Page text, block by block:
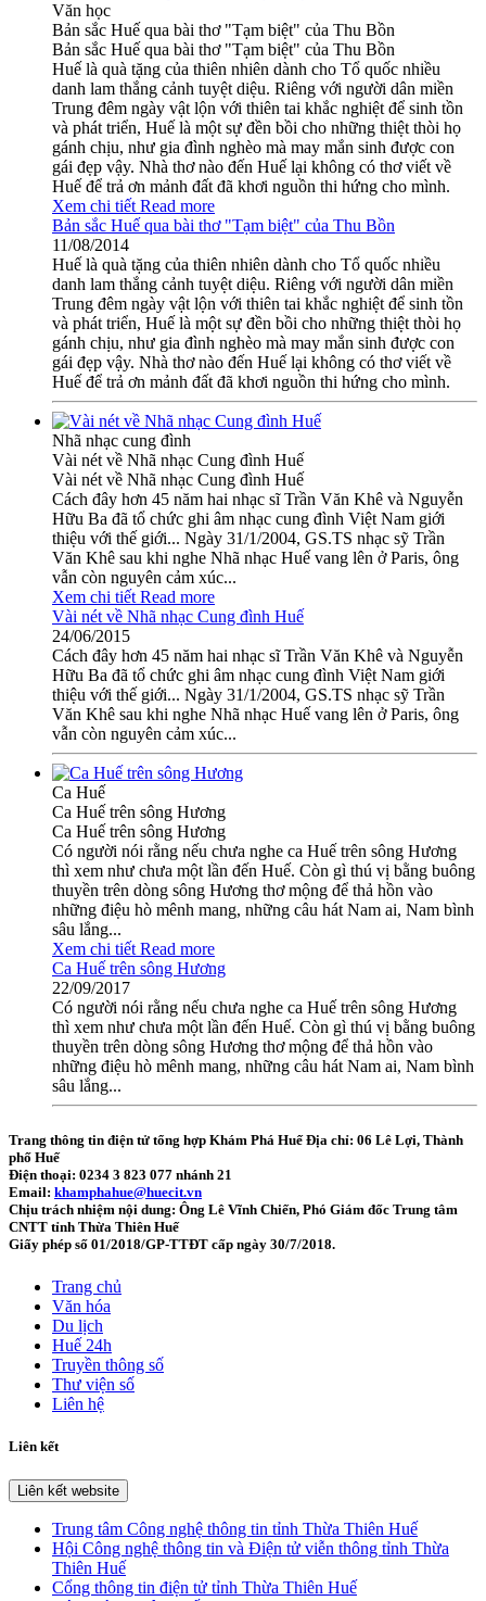
Văn học
Bản sắc Huế qua bài thơ "Tạm biệt" của Thu Bồn
Bản sắc Huế qua bài thơ "Tạm biệt" của Thu Bồn
Huế là quà tặng của thiên nhiên dành cho Tổ quốc nhiều
danh lam thắng cảnh tuyệt diệu. Riêng với người dân miền
Trung đêm ngày vật lộn với thiên tai khắc nghiệt để sinh tồn
và phát triển, Huế là một sự đền bồi cho những thiệt thòi họ
gánh chịu, như gia đình nghèo mà may mắn sinh được con
gái đẹp vậy. Nhà thơ nào đến Huế lại không có thơ viết về
Huế để trả ơn mảnh đất đã khơi nguồn thi hứng cho mình.
Xem chi tiết Read more
Bản sắc Huế qua bài thơ "Tạm biệt" của Thu Bồn
11/08/2014
Huế là quà tặng của thiên nhiên dành cho Tổ quốc nhiều
danh lam thắng cảnh tuyệt diệu. Riêng với người dân miền
Trung đêm ngày vật lộn với thiên tai khắc nghiệt để sinh tồn
và phát triển, Huế là một sự đền bồi cho những thiệt thòi họ
gánh chịu, như gia đình nghèo mà may mắn sinh được con
gái đẹp vậy. Nhà thơ nào đến Huế lại không có thơ viết về
Huế để trả ơn mảnh đất đã khơi nguồn thi hứng cho mình.
Nhã nhạc cung đình
Vài nét về Nhã nhạc Cung đình Huế
Vài nét về Nhã nhạc Cung đình Huế
Cách đây hơn 45 năm hai nhạc sĩ Trần Văn Khê và Nguyễn
Hữu Ba đã tổ chức ghi âm nhạc cung đình Việt Nam giới
thiệu với thế giới... Ngày 31/1/2004, GS.TS nhạc sỹ Trần
Văn Khê sau khi nghe Nhã nhạc Huế vang lên ở Paris, ông
vẫn còn nguyên cảm xúc...
Xem chi tiết Read more
Vài nét về Nhã nhạc Cung đình Huế
24/06/2015
Cách đây hơn 45 năm hai nhạc sĩ Trần Văn Khê và Nguyễn
Hữu Ba đã tổ chức ghi âm nhạc cung đình Việt Nam giới
thiệu với thế giới... Ngày 31/1/2004, GS.TS nhạc sỹ Trần
Văn Khê sau khi nghe Nhã nhạc Huế vang lên ở Paris, ông
vẫn còn nguyên cảm xúc...
Ca Huế
Ca Huế trên sông Hương
Ca Huế trên sông Hương
Có người nói rằng nếu chưa nghe ca Huế trên sông Hương
thì xem như chưa một lần đến Huế. Còn gì thú vị bằng buông
thuyền trên dòng sông Hương thơ mộng để thả hồn vào
những điệu hò mênh mang, những câu hát Nam ai, Nam bình
sâu lắng...
Xem chi tiết Read more
Ca Huế trên sông Hương
22/09/2017
Có người nói rằng nếu chưa nghe ca Huế trên sông Hương
thì xem như chưa một lần đến Huế. Còn gì thú vị bằng buông
thuyền trên dòng sông Hương thơ mộng để thả hồn vào
những điệu hò mênh mang, những câu hát Nam ai, Nam bình
sâu lắng...
Trang thông tin điện tử tổng hợp Khám Phá Huế Địa chỉ: 06 Lê Lợi, Thành
phố Huế
Điện thoại: 0234 3 823 077 nhánh 21
Email: khamphahue@huecit.vn
Chịu trách nhiệm nội dung: Ông Lê Vĩnh Chiến, Phó Giám đốc Trung tâm
CNTT tỉnh Thừa Thiên Huế
Giấy phép số 01/2018/GP-TTĐT cấp ngày 30/7/2018.
Trang chủ
Văn hóa
Du lịch
Huế 24h
Truyền thông số
Thư viện số
Liên hệ
Liên kết
Liên kết website
Trung tâm Công nghệ thông tin tỉnh Thừa Thiên Huế
Hội Công nghệ thông tin và Điện tử viễn thông tỉnh Thừa
Thiên Huế
Cổng thông tin điện tử tỉnh Thừa Thiên Huế